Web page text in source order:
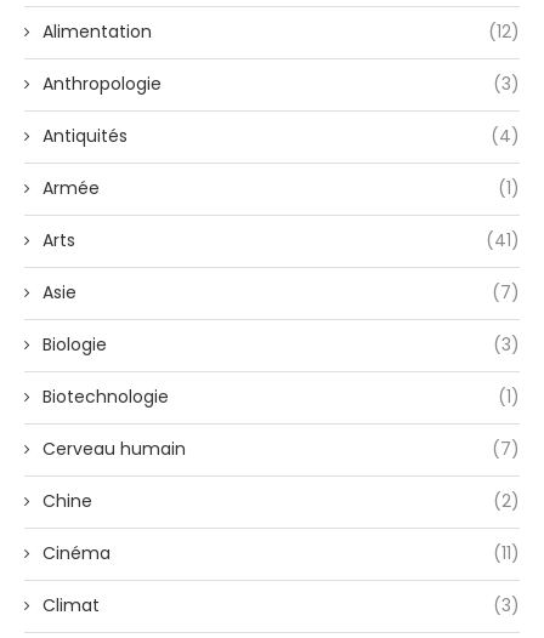
Alimentation (12)
Anthropologie (3)
Antiquités (4)
Armée (1)
Arts (41)
Asie (7)
Biologie (3)
Biotechnologie (1)
Cerveau humain (7)
Chine (2)
Cinéma (11)
Climat (3)